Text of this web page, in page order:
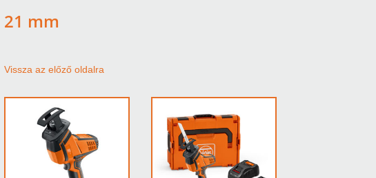
21 mm
Vissza az előző oldalra